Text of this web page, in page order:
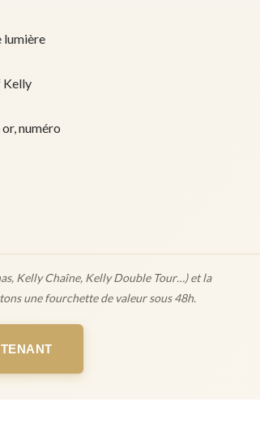
lumière
Kelly
numéro
Kelly Chaîne, Kelly Double Tour…) et la
une fourchette de valeur sous 48h.